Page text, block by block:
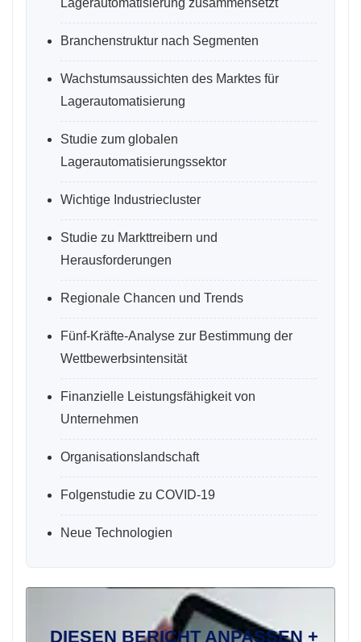
Branchenstruktur nach Segmenten
Wachstumsaussichten des Marktes für
Lagerautomatisierung
Studie zum globalen
Lagerautomatisierungssektor
Wichtige Industriecluster
Studie zu Markttreibern und
Herausforderungen
Regionale Chancen und Trends
Fünf-Kräfte-Analyse zur Bestimmung der
Wettbewerbsintensität
Finanzielle Leistungsfähigkeit von
Unternehmen
Organisationslandschaft
Folgenstudie zu COVID-19
Neue Technologien
DIESEN BERICHT ANPASSEN +